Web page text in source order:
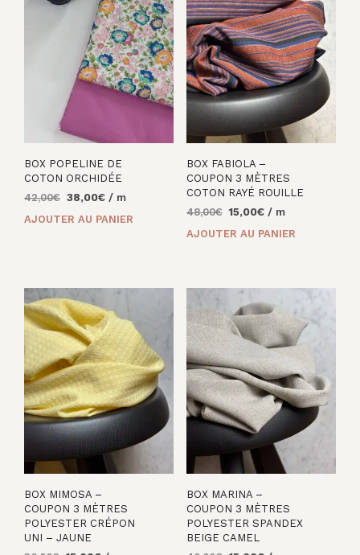
BOX POPELINE DE
COTON ORCHIDÉE
42,00€ Le
38,00€Le/ m
AJOUTER AU PANIER
BOX FABIOLA –
COUPON 3 MÈTRES
COTON RAYÉ ROUILLE
48,00€ Le
15,00€Le/ m
AJOUTER AU PANIER
BOX MIMOSA –
COUPON 3 MÈTRES
POLYESTER CRÉPON
UNI – JAUNE
BOX MARINA –
COUPON 3 MÈTRES
POLYESTER SPANDEX
BEIGE CAMEL